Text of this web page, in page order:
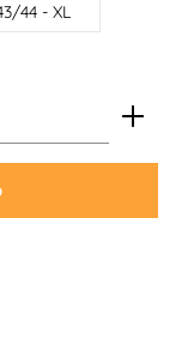
44 - XL
Wert ein